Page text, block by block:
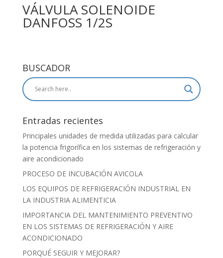
VÁLVULA SOLENOIDE
DANFOSS 1/2S
BUSCADOR
Entradas recientes
Principales unidades de medida utilizadas para calcular
la potencia frigorífica en los sistemas de refrigeración y
aire acondicionado
PROCESO DE INCUBACIÓN AVICOLA
LOS EQUIPOS DE REFRIGERACIÓN INDUSTRIAL EN
LA INDUSTRIA ALIMENTICIA
IMPORTANCIA DEL MANTENIMIENTO PREVENTIVO
EN LOS SISTEMAS DE REFRIGERACIÓN Y AIRE
ACONDICIONADO
PORQUÉ SEGUIR Y MEJORAR?